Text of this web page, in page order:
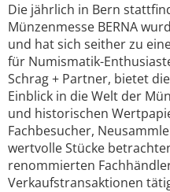
Die jährlich in Bern
Münzenmesse BERNA
und hat sich seither zu
für Numismatik-
Schrag + Partner, bietet
Einblick in die Welt der
und historischen
Fachbesucher,
wertvolle Stücke
renommierten
Verkaufstransaktionen